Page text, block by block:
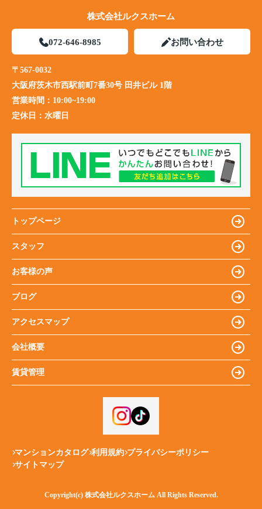
株式会社ルクスホーム
072-646-8985 お問い合わせ
〒567-0032
大阪府茨木市西駅前町7番30号 田井ビル 1階
営業時間： 10:00~19:00
定休日： 水曜日
トップページ
スタッフ
お客様の声
ブログ
アクセスマップ
会社概要
賃貸管理
マンションカタログ 利用規約 プライバシーポリシー
サイトマップ
Copyright(c) 株式会社ルクスホーム All Rights Reserved.